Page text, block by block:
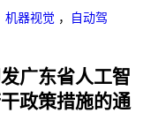
机器视觉 ，
自动驾
广东省人工智
政策措施的通